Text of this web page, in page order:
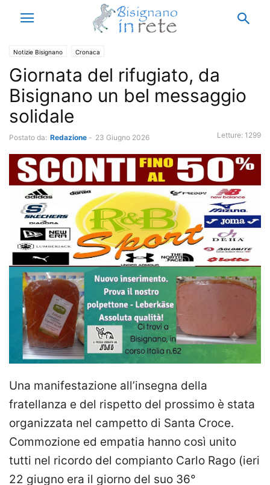
Notizie Bisignano Cronaca
Giornata del rifugiato, da
Bisignano un bel messaggio
solidale
Postato da: Redazione - 23 Giugno 2026 Letture: 1299
Una manifestazione all’insegna della
fratellanza e del rispetto del prossimo è stata
organizzata nel campetto di Santa Croce.
Commozione ed empatia hanno così unito
tutti nel ricordo del compianto Carlo Rago (ieri
22 giugno era il giorno del suo 36°